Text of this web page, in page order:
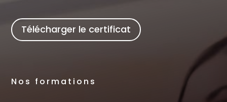
Télécharger le certificat
Nos formations